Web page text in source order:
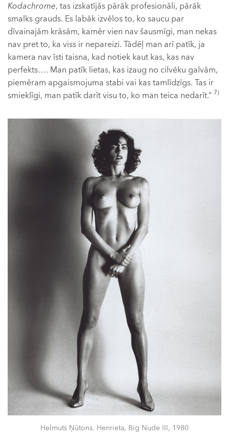
Kodachrome, tas izskatījās pārāk profesionāli, pārāk
smalks grauds. Es labāk izvēlos to, ko saucu par
dīvainajām krāsām, kamēr vien nav šausmīgi, man nekas
nav pret to, ka viss ir nepareizi. Tādēļ man arī patīk, ja
kamera nav īsti taisna, kad notiek kaut kas, kas nav
perfekts…. Man patīk lietas, kas izaug no cilvēku galvām,
piemēram apgaismojuma stabi vai kas tamlīdzīgs. Tas ir
smieklīgi, man patīk darīt visu to, ko man teica nedarīt.” 7)
Helmuts Ņūtons. Henrieta, Big Nude III, 1980